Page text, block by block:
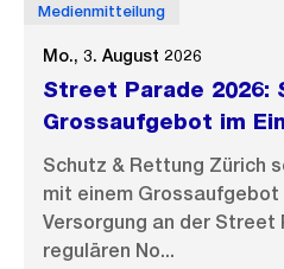
Medienmitteilung
Mo., 3. August 2026
Street Parade 2026:
Grossaufgebot im
Schutz & Rettung Zürich
mit einem
Versorgung an der Street
regulären No...